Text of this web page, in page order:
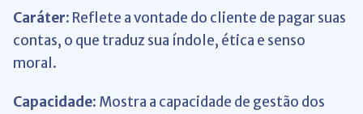
Caráter: Reflete a vontade do cliente de pagar suas
contas, o que traduz sua índole, ética e senso
moral.
Capacidade: Mostra a capacidade de gestão dos